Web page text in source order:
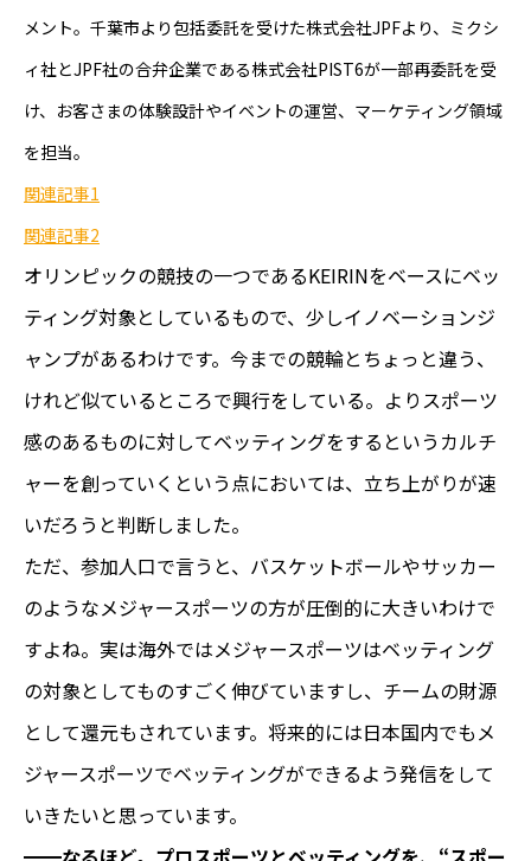
メント。千葉市より包括委託を受けた株式会社JPFより、ミクシ
ィ社とJPF社の合弁企業である株式会社PIST6が一部再委託を受
け、お客さまの体験設計やイベントの運営、マーケティング領域
を担当。
関連記事1
関連記事2
オリンピックの競技の一つであるKEIRINをベースにベッ
ティング対象としているもので、少しイノベーションジ
ャンプがあるわけです。今までの競輪とちょっと違う、
けれど似ているところで興行をしている。よりスポーツ
感のあるものに対してベッティングをするというカルチ
ャーを創っていくという点においては、立ち上がりが速
いだろうと判断しました。
ただ、参加人口で言うと、バスケットボールやサッカー
のようなメジャースポーツの方が圧倒的に大きいわけで
すよね。実は海外ではメジャースポーツはベッティング
の対象としてものすごく伸びていますし、チームの財源
として還元もされています。将来的には日本国内でもメ
ジャースポーツでベッティングができるよう発信をして
いきたいと思っています。